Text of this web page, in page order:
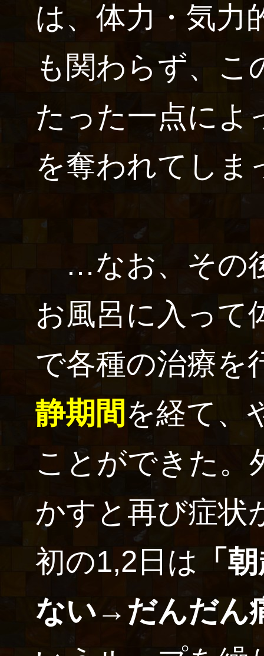
は、体力・気力
も関わらず、こ
たった一点によ
を奪われてしま
…なお、その
お風呂に入って
で各種の治療を
静期間 を経て、
ことができた。
かすと再び症状
初の1,2日は
「
ない→だんだん